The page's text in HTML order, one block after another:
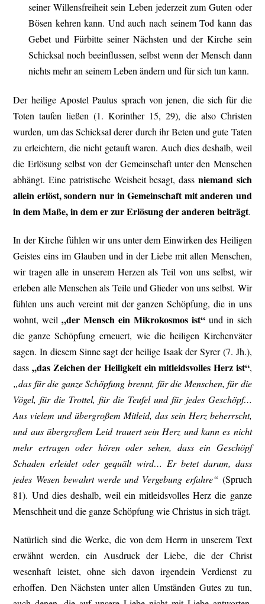
seiner Willensfreiheit sein Leben jederzeit zum Guten oder
Bösen kehren kann. Und auch nach seinem Tod kann das
Gebet und Fürbitte seiner Nächsten und der Kirche sein
Schicksal noch beeinflussen, selbst wenn der Mensch dann
nichts mehr an seinem Leben ändern und für sich tun kann.
Der heilige Apostel Paulus sprach von jenen, die sich für die
Toten taufen ließen (1. Korinther 15, 29), die also Christen
wurden, um das Schicksal derer durch ihr Beten und gute Taten
zu erleichtern, die nicht getauft waren. Auch dies deshalb, weil
die Erlösung selbst von der Gemeinschaft unter den Menschen
abhängt. Eine patristische Weisheit besagt, dass niemand sich
allein erlöst, sondern nur in Gemeinschaft mit anderen und
in dem Maße, in dem er zur Erlösung der anderen beiträgt.
In der Kirche fühlen wir uns unter dem Einwirken des Heiligen
Geistes eins im Glauben und in der Liebe mit allen Menschen,
wir tragen alle in unserem Herzen als Teil von uns selbst, wir
erleben alle Menschen als Teile und Glieder von uns selbst. Wir
fühlen uns auch vereint mit der ganzen Schöpfung, die in uns
wohnt, weil„der Mensch ein Mikrokosmos ist“und in sich
die ganze Schöpfung erneuert, wie die heiligen Kirchenväter
sagen. In diesem Sinne sagt der heilige Isaak der Syrer (7. Jh.),
dass„das Zeichen der Heiligkeit ein mitleidsvolles Herz ist“,
„das für die ganze Schöpfung brennt, für die Menschen, für die
Vögel, für die Trottel, für die Teufel und für jedes Geschöpf…
Aus vielem und übergroßem Mitleid, das sein Herz beherrscht,
und aus übergroßem Leid trauert sein Herz und kann es nicht
mehr ertragen oder hören oder sehen, dass ein Geschöpf
Schaden erleidet oder gequält wird… Er betet darum, dass
jedes Wesen bewahrt werde und Vergebung erfahre“ (Spruch
81). Und dies deshalb, weil ein mitleidsvolles Herz die ganze
Menschheit und die ganze Schöpfung wie Christus in sich trägt.
Natürlich sind die Werke, die von dem Herrn in unserem Text
erwähnt werden, ein Ausdruck der Liebe, die der Christ
wesenhaft leistet, ohne sich davon irgendein Verdienst zu
erhoffen. Den Nächsten unter allen Umständen Gutes zu tun,